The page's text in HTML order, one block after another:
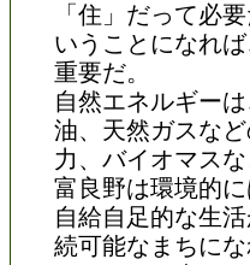
「住」だって必
いうことになれ
重要だ。
自然エネルギー
油、天然ガスな
力、バイオマス
富良野は環境的に
自給自足的な生
続可能なまちにな